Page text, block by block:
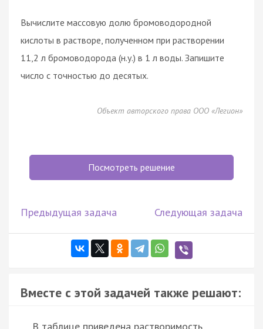
Вычислите массовую долю бромоводородной
кислоты в растворе, полученном при растворении
11,2 л бромоводорода (н.у.) в 1 л воды. Запишите
число с точностью до десятых.
Объект авторского права ООО «Легион»
Посмотреть решение
Предыдущая задача Следующая задача
Вместе с этой задачей также решают:
В таблице приведена растворимость